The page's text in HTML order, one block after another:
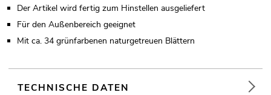
Der Artikel wird fertig zum Hinstellen ausgeliefert
Für den Außenbereich geeignet
Mit ca. 34 grünfarbenen naturgetreuen Blättern
TECHNISCHE DATEN